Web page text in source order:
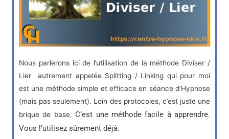
Nous parlerons ici de l’utilisation de la méthode Diviser /
Lier autrement appelée Splitting / Linking qui pour moi
est une méthode simple et efficace en séance d’Hypnose
(mais pas seulement). Loin des protocoles, c’est juste une
brique de base.C’est une méthode facile à apprendre.
Vous l’utilisez sûrement déjà.